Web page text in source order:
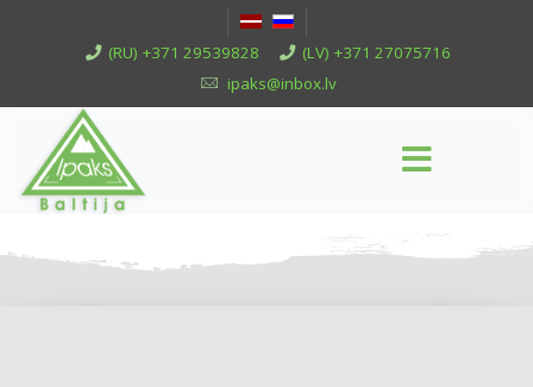
(RU) +371 29539828
(LV) +371 27075716
ipaks@inbox.lv